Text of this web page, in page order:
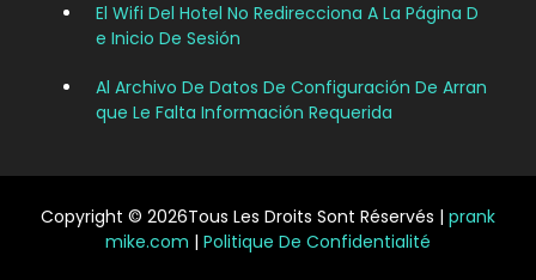
El Wifi Del Hotel No Redirecciona A La Página D
E Inicio De Sesión
Al Archivo De Datos De Configuración De Arran
Que Le Falta Información Requerida
Copyright © 2026Tous Les Droits Sont Réservés | prank
mike.com | Politique De Confidentialité